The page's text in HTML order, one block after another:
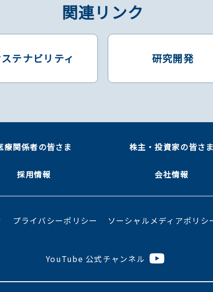
関連リンク
テナビリティ 研究開発
療関係者の皆さま 株主・投資家の皆さ
採用情報 会社情報
プライバシーポリシー ソーシャルメディアポリシ
YouTube 公式チャンネル